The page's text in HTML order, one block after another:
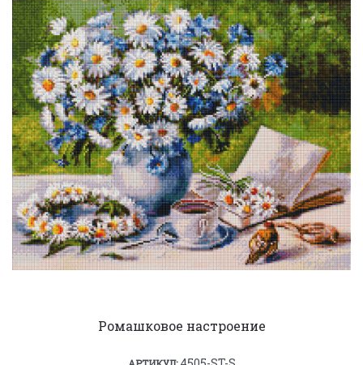
Ромашковое настроение